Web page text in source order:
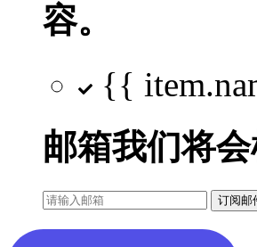
容。
{{
邮箱我们将
订阅邮